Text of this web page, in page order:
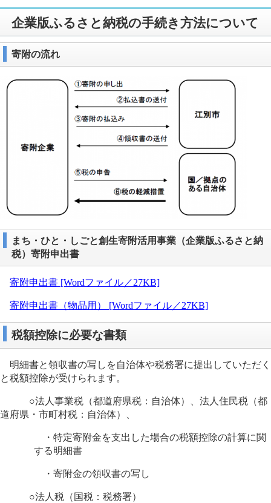
企業版ふるさと納税の手続き方法について​
寄附の流れ
まち・ひと・しごと創生寄附活用事業（企業版ふるさと納
税）寄附申出書
寄附申出書 [Wordファイル／27KB]
寄附申出書（物品用） [Wordファイル／27KB]
税額控除に必要な書類
明細書と領収書の写しを自治体や税務署に提出していただく
と税額控除が受けられます。
○法人事業税（都道府県税：自治体）、法人住民税（都
道府県・市町村税：自治体）、
・特定寄附金を支出した場合の税額控除の計算に関
する明細書
・寄附金の領収書の写し
○法人税（国税：税務署）